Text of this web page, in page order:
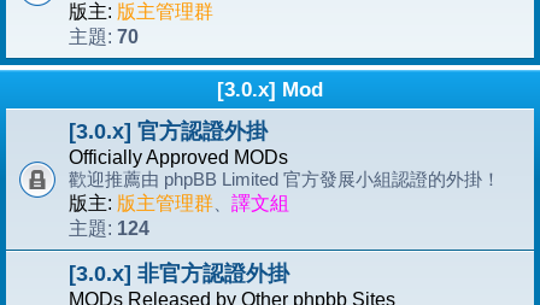
版主: 版主管理群
主題: 70
[3.0.x] Mod
[3.0.x] 官方認證外掛
Officially Approved MODs
歡迎推薦由 phpBB Limited 官方發展小組認證的外掛！
版主: 版主管理群
譯文組
主題: 124
[3.0.x] 非官方認證外掛
MODs Released by Other phpbb Sites